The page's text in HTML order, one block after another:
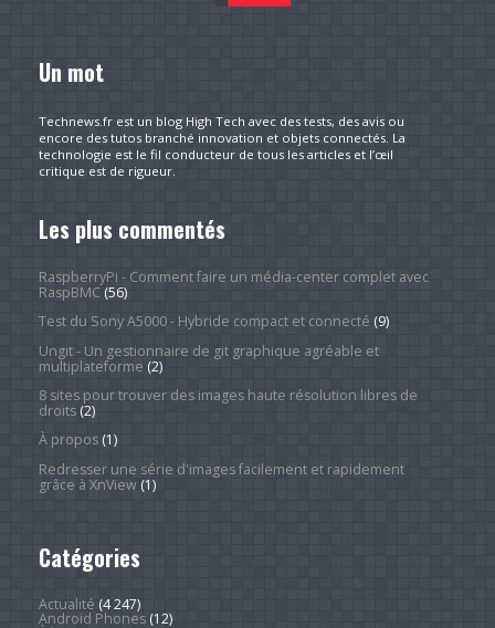
Un mot
Technews.fr est un blog High Tech avec des tests, des avis ou
encore des tutos branché innovation et objets connectés. La
technologie est le fil conducteur de tous les articles et l’œil
critique est de rigueur.
Les plus commentés
RaspberryPi - Comment faire un média-center complet avec
RaspBMC(56)
Test du Sony A5000 - Hybride compact et connecté (9)
Ungit - Un gestionnaire de git graphique agréable et
multiplateforme (2)
8 sites pour trouver des images haute résolution libres de
droits(2)
À propos(1)
Redresser une série d'images facilement et rapidement
grâce à XnView(1)
Catégories
Actualité (4 247)
Android Phones(12)